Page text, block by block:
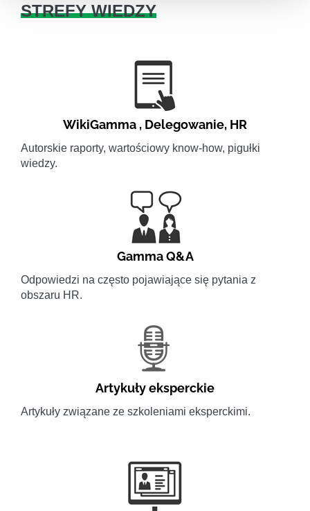
STREFY WIEDZY
WikiGamma , Delegowanie, HR
Autorskie raporty, wartościowy know-how, pigułki
wiedzy.
Gamma Q&A
Odpowiedzi na często pojawiające się pytania z
obszaru HR.
Artykuły eksperckie
Artykuły związane ze szkoleniami eksperckimi.